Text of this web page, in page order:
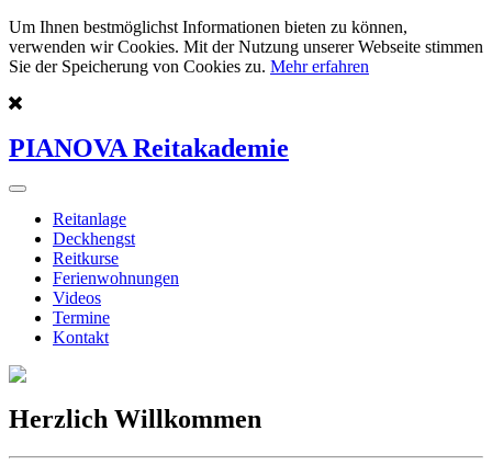
Um Ihnen bestmöglichst Informationen bieten zu können,
verwenden wir Cookies. Mit der Nutzung unserer Webseite stimmen
Sie der Speicherung von Cookies zu. Mehr erfahren
PIANOVA Reitakademie
Reitanlage
Deckhengst
Reitkurse
Ferienwohnungen
Videos
Termine
Kontakt
Herzlich Willkommen